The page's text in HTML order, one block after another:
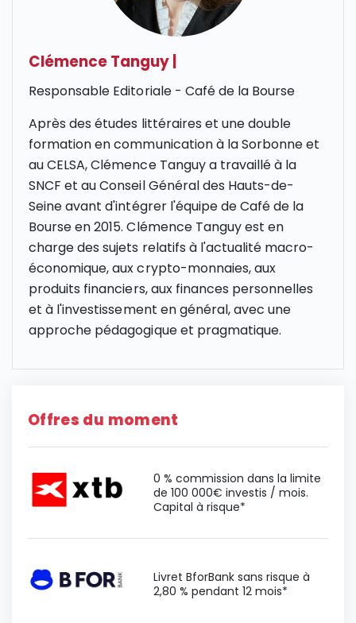
Clémence Tanguy
Responsable Editoriale - Café de la Bourse
Après des études littéraires et une double
formation en communication à la Sorbonne et
au CELSA, Clémence Tanguy a travaillé à la
SNCF et au Conseil Général des Hauts-de-
Seine avant d'intégrer l'équipe de Café de la
Bourse en 2015. Clémence Tanguy est en
charge des sujets relatifs à l'actualité macro-
économique, aux crypto-monnaies, aux
produits financiers, aux finances personnelles
et à l'investissement en général, avec une
approche pédagogique et pragmatique.
Offres du moment
0 % commission dans la limite
de 100 000€ investis / mois.
Capital à risque*
Livret BforBank sans risque à
2,80 % pendant 12 mois*